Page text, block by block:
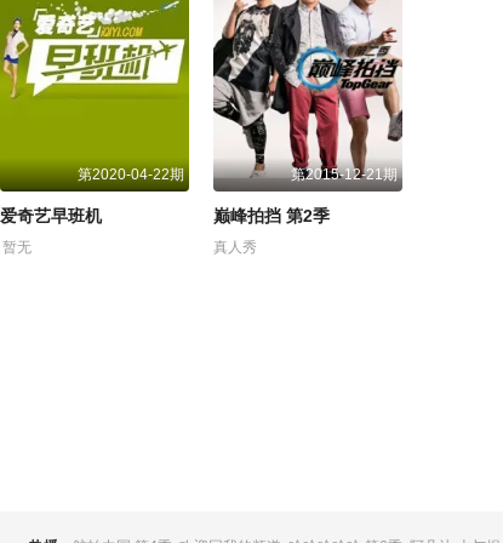
第2020-04-22期
爱奇艺早班机
暂无
第2015-12-21期
巅峰拍挡 第2季
真人秀